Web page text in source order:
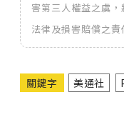
害第三人權益之虞
法律及損害賠償之
關鍵字 美通社